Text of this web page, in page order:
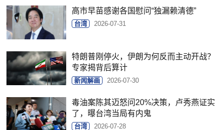
高市早苗感谢各国慰问“独漏赖清德”
台湾 2026-07-31
特朗普刚停火，伊朗为何反而主动开战？
专家揭背后算计
新闻解画 2026-07-30
毒油案陈其迈怒问20%决策，卢秀燕证实
了，曝台湾当局有内鬼
台湾 2026-07-28